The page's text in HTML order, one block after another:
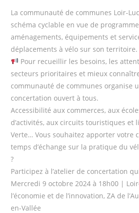
La communauté de communes Loir-
schéma cyclable en vue de
aménagements, équipements et
déplacements à vélo sur son territoire.
Pour recueillir les besoins, les
secteurs prioritaires et mieux
communauté de communes organise
concertation ouvert à tous.
Accessibilité aux commerces, aux
d’activités, aux circuits touristiques et
Verte… Vous souhaitez apporter votre
temps d’échange sur la pratique du
?
Participez à l’atelier de concertation
Mercredi 9 octobre 2024 à 18h00 |
l’économie et de l’innovation, ZA de
en-Vallée